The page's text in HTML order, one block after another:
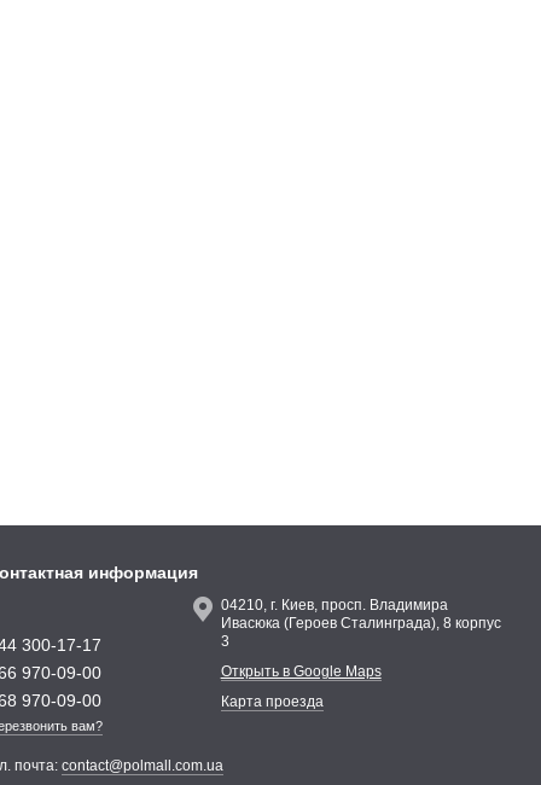
информация
300-17-17
970-09-00
970-09-00
вам?
04210, г. Киев, просп. Владимира
Ивасюка (Героев Сталинграда), 8 корпус
3
Открыть в Google Maps
Карта проезда
почта:contact@polmall.com.ua